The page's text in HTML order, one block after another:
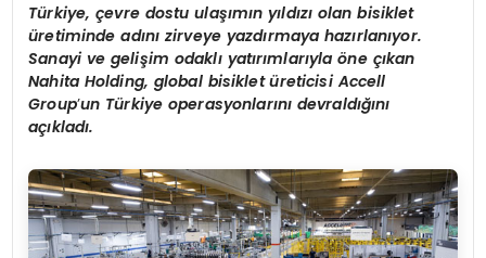
Türkiye, çevre dostu ulaşımın yıldızı olan bisiklet
üretiminde adını zirveye yazdırmaya hazırlanıyor.
Sanayi ve gelişim odaklı yatırımlarıylaöne çıkan
Nahita Holding, global bisiklet üreticisiAccell
Group’un Türkiye operasyonlarını devraldığını
açıkladı.